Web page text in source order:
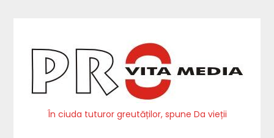
În ciuda tuturor greutăților, spune Da vieții